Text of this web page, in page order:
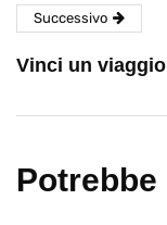
Successivo
Vinci un